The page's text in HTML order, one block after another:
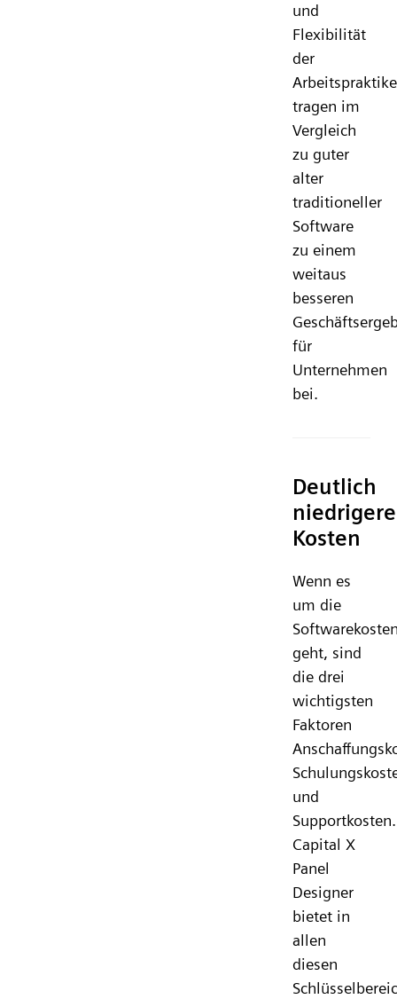
und
Flexibilität
der
tragen im
Vergleich
zu guter
alter
traditioneller
Software
zu einem
weitaus
besseren
für
Unternehmen
bei.
Deutlich
niedrigere
Kosten
Wenn es
um die
geht, sind
die drei
wichtigsten
Faktoren
und
Supportkosten.
Capital X
Panel
Designer
bietet in
allen
diesen